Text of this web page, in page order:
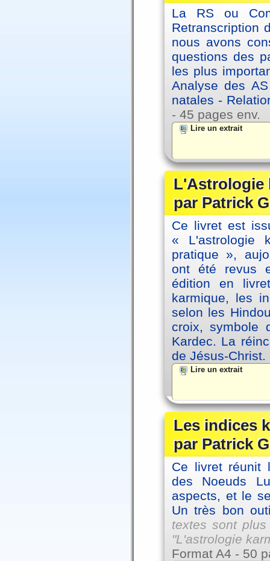
La RS ou
Retranscription
nous avons
questions des
les plus
Analyse des
natales -
- 45 pages env.
Lire un extrait
L'Astrologie
par Patrick
Ce livret est
« L'astrologie
pratique »,
ont été revus
édition en
karmique, les
selon les
croix, symbole
Kardec. La
de Jésus-Christ.
Lire un extrait
Les indices
par Patrick
Ce livret réunit
des Noeuds
aspects, et le
Un très bon
textes sont
"L'astrologie
Format A4 - 50